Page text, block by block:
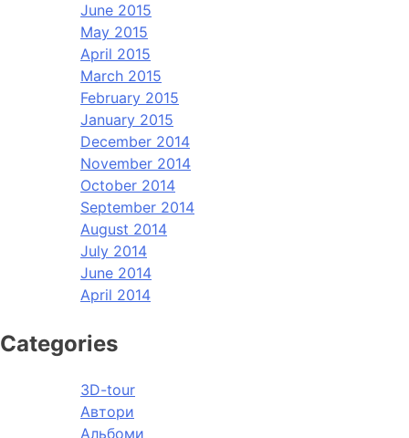
June 2015
May 2015
April 2015
March 2015
February 2015
January 2015
December 2014
November 2014
October 2014
September 2014
August 2014
July 2014
June 2014
April 2014
Categories
3D-tour
Автори
Альбоми